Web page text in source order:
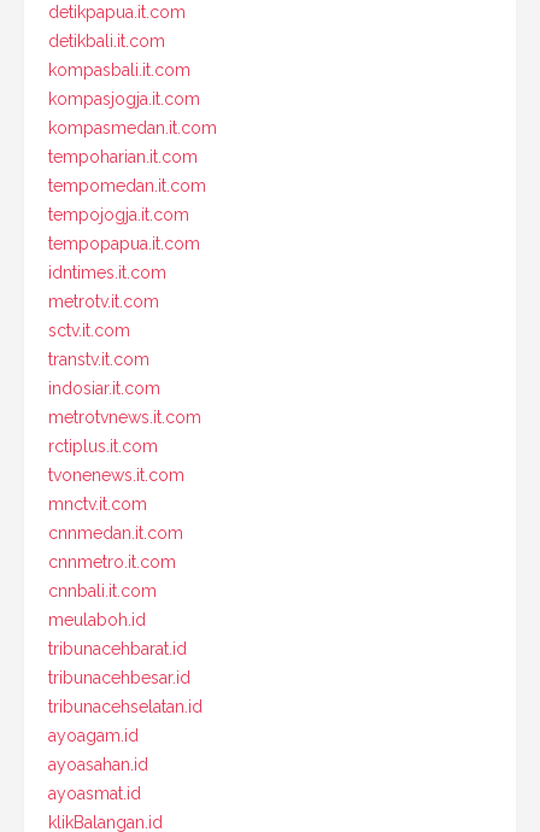
detikpapua.it.com
detikbali.it.com
kompasbali.it.com
kompasjogja.it.com
kompasmedan.it.com
tempoharian.it.com
tempomedan.it.com
tempojogja.it.com
tempopapua.it.com
idntimes.it.com
metrotv.it.com
sctv.it.com
transtv.it.com
indosiar.it.com
metrotvnews.it.com
rctiplus.it.com
tvonenews.it.com
mnctv.it.com
cnnmedan.it.com
cnnmetro.it.com
cnnbali.it.com
meulaboh.id
tribunacehbarat.id
tribunacehbesar.id
tribunacehselatan.id
ayoagam.id
ayoasahan.id
ayoasmat.id
klikBalangan.id